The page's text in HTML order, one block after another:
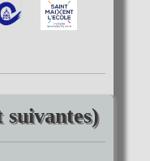
suivantes)